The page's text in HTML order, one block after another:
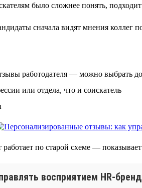
было сложнее понять,
сначала видят мнения коллег
работодателя — можно выбрать
или отдела, что и соискатель
работает по старой схеме —
восприятием HR-